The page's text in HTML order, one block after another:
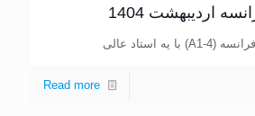
Read more